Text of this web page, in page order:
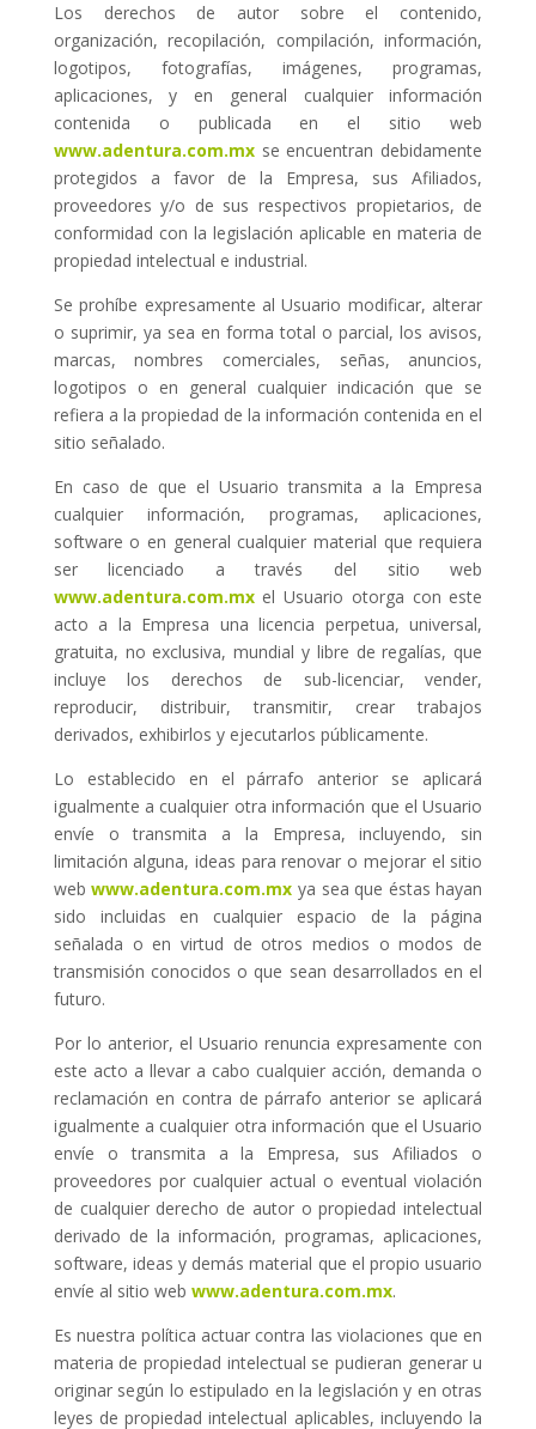
Los derechos de autor sobre el contenido,
organización, recopilación, compilación, información,
logotipos, fotografías, imágenes, programas,
aplicaciones, y en general cualquier información
contenida o publicada en el sitio web
www.adentura.com.mxse encuentran debidamente
protegidos a favor de la Empresa, sus Afiliados,
proveedores y/o de sus respectivos propietarios, de
conformidad con la legislación aplicable en materia de
propiedad intelectual e industrial.
Se prohíbe expresamente al Usuario modificar, alterar
o suprimir, ya sea en forma total o parcial, los avisos,
marcas, nombres comerciales, señas, anuncios,
logotipos o en general cualquier indicación que se
refiera a la propiedad de la información contenida en el
sitio señalado.
En caso de que el Usuario transmita a la Empresa
cualquier información, programas, aplicaciones,
software o en general cualquier material que requiera
ser licenciado a través del sitio web
www.adentura.com.mxel Usuario otorga con este
acto a la Empresa una licencia perpetua, universal,
gratuita, no exclusiva, mundial y libre de regalías, que
incluye los derechos de sub-licenciar, vender,
reproducir, distribuir, transmitir, crear trabajos
derivados, exhibirlos y ejecutarlos públicamente.
Lo establecido en el párrafo anterior se aplicará
igualmente a cualquier otra información que el Usuario
envíe o transmita a la Empresa, incluyendo, sin
limitación alguna, ideas para renovar o mejorar el sitio
webwww.adentura.com.mx ya sea que éstas hayan
sido incluidas en cualquier espacio de la página
señalada o en virtud de otros medios o modos de
transmisión conocidos o que sean desarrollados en el
futuro.
Por lo anterior, el Usuario renuncia expresamente con
este acto a llevar a cabo cualquier acción, demanda o
reclamación en contra de párrafo anterior se aplicará
igualmente a cualquier otra información que el Usuario
envíe o transmita a la Empresa, sus Afiliados o
proveedores por cualquier actual o eventual violación
de cualquier derecho de autor o propiedad intelectual
derivado de la información, programas, aplicaciones,
software, ideas y demás material que el propio usuario
envíe al sitio web www.adentura.com.mx.
Es nuestra política actuar contra las violaciones que en
materia de propiedad intelectual se pudieran generar u
originar según lo estipulado en la legislación y en otras
leyes de propiedad intelectual aplicables, incluyendo la